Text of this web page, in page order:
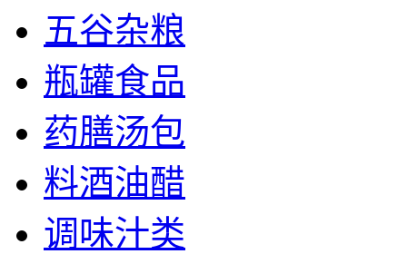
五谷杂粮
瓶罐食品
药膳汤包
料酒油醋
调味汁类